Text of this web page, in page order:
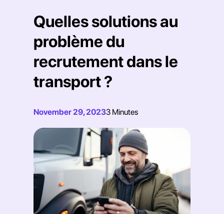
Quelles solutions au
problème du
recrutement dans le
transport ?
November 29, 20233 Minutes